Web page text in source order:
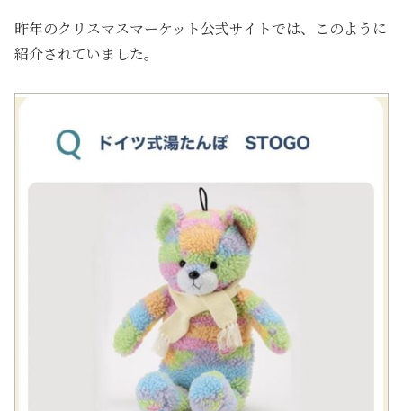
昨年のクリスマスマーケット公式サイトでは、このように
紹介されていました。